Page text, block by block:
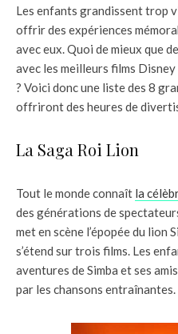
Les enfants grandissent trop
offrir des expériences
avec eux. Quoi de mieux que
avec les meilleurs films
? Voici donc une liste des 8
offriront des heures de
La Saga Roi Lion
Tout le monde connaît la
des générations de
met en scène l’épopée du lion
s’étend sur trois films. Les
aventures de Simba et ses
par les chansons entraînantes.